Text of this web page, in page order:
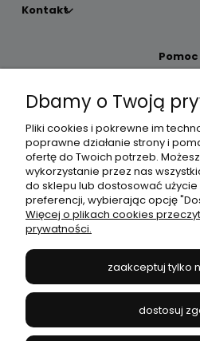
Kontakt
Pomoc
Moje
Płatności i
JANEX
504 545 749//E-mail:
Dbamy o Twoją
Pliki cookies i pokrewne im
poprawne działanie strony i
ofertę do Twoich potrzeb.
wykorzystanie przez nas
do sklepu lub dostosować
preferencji, wybierając opcję
Więcej o plikach cookies
prywatności.
zaakceptuj tylko
dostosuj